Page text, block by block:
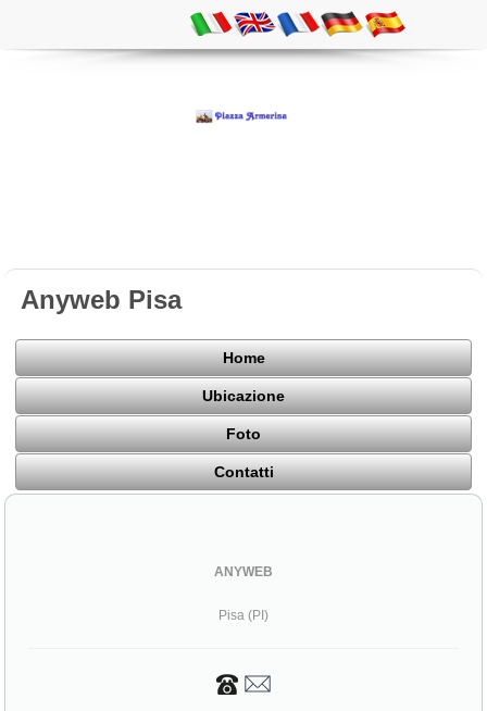
Anyweb Pisa
Home
Ubicazione
Foto
Contatti
ANYWEB
Pisa (PI)